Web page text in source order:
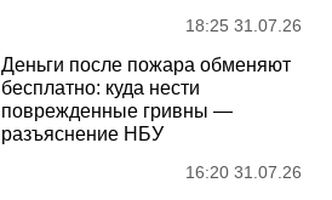
18:25 31.07.26
Деньги после пожара обменяют
бесплатно: куда нести
поврежденные гривны —
разъяснение НБУ
16:20 31.07.26